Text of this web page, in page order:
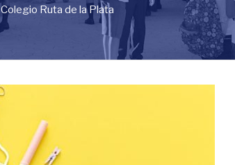
Colegio Ruta de la Plata